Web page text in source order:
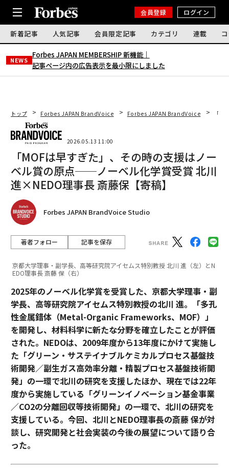
会員登録 ログイン
新着記事 人気記事 会員限定記事 カテゴリ 連載
NEWS
Forbes JAPAN MEMBERSHIP 新機能｜
記事ページ内の広告表示を最小限にしました
トップ Forbes JAPAN BrandVoice Forbes JAPAN BrandVoice 「
2026.05.13 11:00
「MOFは早すぎた」、その時の支援はノー
ベル賞の原点──ノーベル化学賞受賞 北川
進×NEDO理事長 斎藤保【寄稿】
Forbes JAPAN BrandVoice Studio
著者フォロー 記事を保存
京都大学理事・副学長、高等研究院アイセムス特別教授 北川 進（左）とN
EDO理事長 斎藤 保（右）
2025年のノーベル化学賞を受賞した、京都大学理事・副
学長、高等研究院アイセムス特別教授の北川 進。「多孔
性金属錯体（Metal-Organic Frameworks、MOF）」
を開発し、材料科学に新たな分野を確立したことが評価
された。NEDOは、2009年度から13年度にかけて実施し
た「グリーン・サステイナブルケミカルプロセス基盤技
術開発／副生ガス高効率分離・精製プロセス基盤技術開
発」の一環で北川の研究を支援したほか、現在では22年
度から実施している「グリーンイノベーション基金事業
／CO2の分離回収等技術開発」の一環で、北川の研究を
支援している。今回、北川とNEDO理事長の斎藤 保が対
談し、研究開発と社会実装の今後の展望について語り合
った。